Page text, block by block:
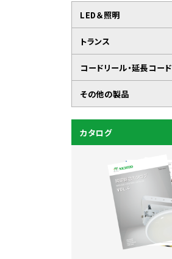
LED＆照明
トランス
コードリール・延長コード
その他の製品
カタログ